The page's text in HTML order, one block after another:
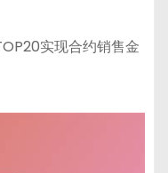
实现合约销售金